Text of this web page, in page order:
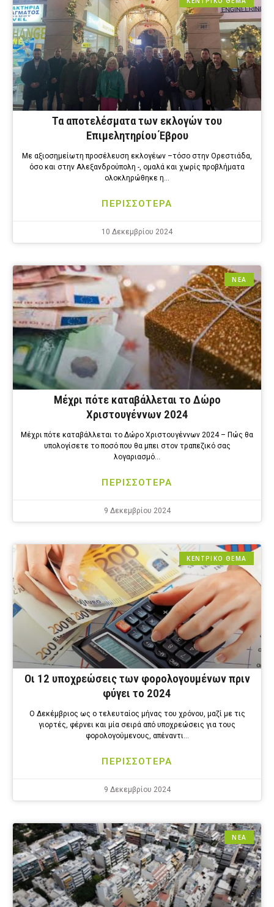
Τα αποτελέσματα των εκλογών του
Επιμελητηρίου Έβρου
Με αξιοσημείωτη προσέλευση εκλογέων –τόσο στην Ορεστιάδα,
όσο και στην Αλεξανδρούπολη -, ομαλά και χωρίς προβλήματα
ολοκληρώθηκε η…
ΠΕΡΙΣΣΟΤΕΡΑ
10 Δεκεμβρίου 2024
ΝΕΑ
Μέχρι πότε καταβάλλεται το Δώρο
Χριστουγέννων 2024
Μέχρι πότε καταβάλλεται το Δώρο Χριστουγέννων 2024 – Πώς θα
υπολογίσετε το ποσό που θα μπει στον τραπεζικό σας
λογαριασμό…
ΠΕΡΙΣΣΟΤΕΡΑ
9 Δεκεμβρίου 2024
ΚΕΝΤΡΙΚΟ ΘΕΜΑ
Οι 12 υποχρεώσεις των φορολογουμένων πριν
φύγει το 2024
Ο Δεκέμβριος ως ο τελευταίος μήνας του χρόνου, μαζί με τις
γιορτές, φέρνει και μία σειρά από υποχρεώσεις για τους
φορολογούμενους, απέναντι…
ΠΕΡΙΣΣΟΤΕΡΑ
9 Δεκεμβρίου 2024
ΝΕΑ